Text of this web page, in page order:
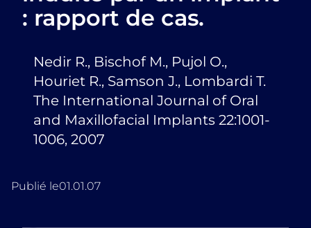
: rapport de cas.
Nedir R., Bischof M., Pujol O.,
Houriet R., Samson J., Lombardi T.
The International Journal of Oral
and Maxillofacial Implants 22:1001-
1006, 2007
Publié le01.01.07